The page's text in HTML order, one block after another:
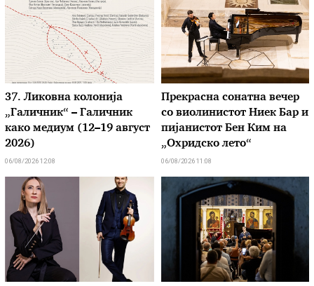
37. Ликовна колонија
„Галичник“ – Галичник
како медиум (12–19 август
2026)
06/08/2026 12:08
Прекрасна сонатна вечер
со виолинистот Ниек Бар и
пијанистот Бен Ким на
„Охридско лето“
06/08/2026 11:08